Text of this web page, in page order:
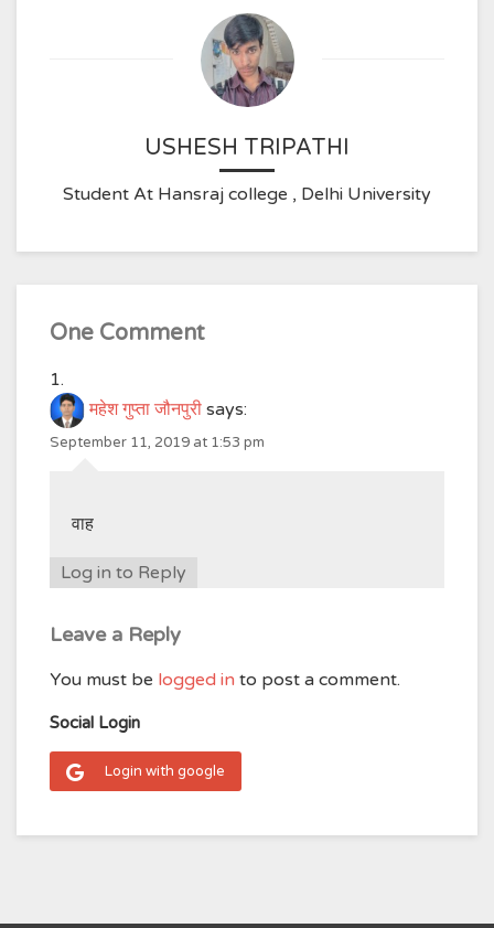
USHESH TRIPATHI
Student At Hansraj college , Delhi University
One Comment
महेश गुप्ता जौनपुरी says:
September 11, 2019 at 1:53 pm
वाह
Log in to Reply
Leave a Reply
You must be logged in to post a comment.
Social Login
Login with google